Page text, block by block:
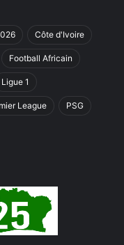
Côte d'Ivoire
Football Africain
Ligue 1
League PSG